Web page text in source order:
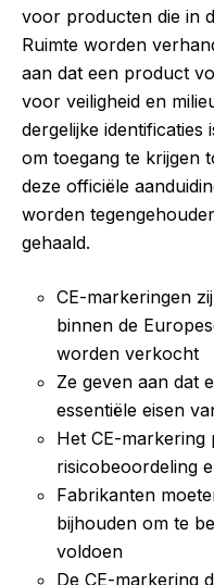
voor producten die in
Ruimte worden
aan dat een product
voor veiligheid en
dergelijke
om toegang te krijgen
deze officiële
worden
gehaald.
CE-markeringen
binnen de
worden verkocht
Ze geven aan dat
essentiële eisen
Het CE-
risicobeoordeling
Fabrikanten
bijhouden om te
voldoen
De CE-markering